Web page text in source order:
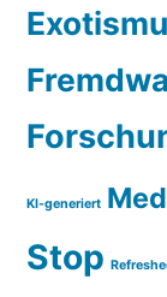
KI-generiert
Stop